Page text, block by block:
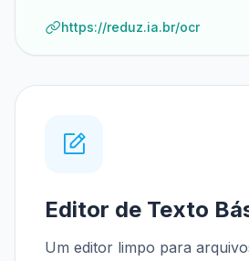
https://reduz.ia.br/ocr
Editor de Texto
Um editor limpo para